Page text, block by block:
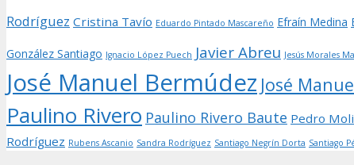
Rodríguez Cristina Tavío Eduardo Pintado Mascareño Efraín Medina
González Santiago Ignacio López Puech Javier Abreu Jesús Morales
José Manuel Bermúdez José
Paulino Rivero Paulino Rivero Baute Pedro
Rodríguez Rubens Ascanio Sandra Rodríguez Santiago Negrín Dorta Santiago